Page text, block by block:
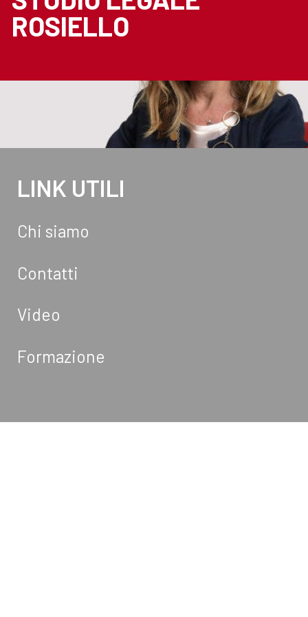
ROSIELLO
LINK UTILI
Chi siamo
Contatti
Video
Formazione